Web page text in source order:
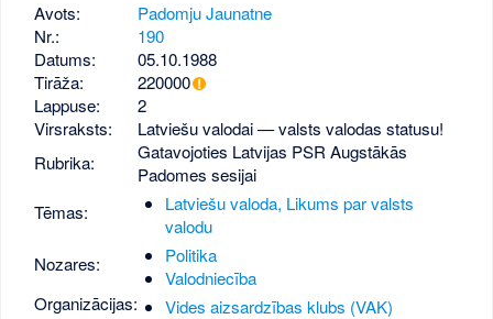
Avots:
Padomju Jaunatne
Nr.:
190
Datums:
05.10.1988
Tirāža:
220000
Lappuse:
2
Virsraksts:
Latviešu valodai — valsts valodas statusu!
Rubrika:
Gatavojoties Latvijas PSR Augstākās
Padomes sesijai
Tēmas:
Latviešu valoda, Likums par valsts
valodu
Nozares:
Politika
Valodniecība
Organizācijas:
Vides aizsardzības klubs (VAK)